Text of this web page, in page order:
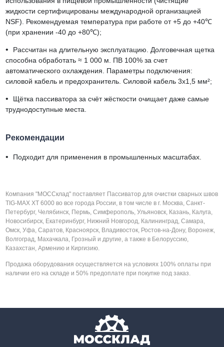
жидкости сертифицированы международной организацией
NSF). Рекомендуемая температура при работе от +5 до +40℃
(при хранении -40 до +80℃);
•
Рассчитан на длительную эксплуатацию. Долговечная щетка
способна обработать ≈ 1 000 м. ПВ 100% за счет
автоматического охлаждения. Параметры подключения:
силовой кабель и предохранитель. Силовой кабель 3х1,5 мм²;
•
Щётка пассиватора за счёт жёсткости очищает даже самые
труднодоступные места.
Рекомендации
• Подходит для применения в промышленных масштабах.
Компания "МОССклад" поставляет Пассиватор для очистки сварных швов
TIG-MAX XT 6000 во все города России, в том числе в г. Москва, Санкт-
Петербург, Челябинск, Пермь, Симферополь, Ульяновск, Казань, Калуга,
Новосибирск, Екатеринбург, Нижний Новгород, Калининград, Самара,
Омск, Уфа, Саратов, Красноярск, Владивосток, Ростов-на-Дону, Воронеж,
Волгоград, Махачкала, Грозный и другие, а также в Белоруссию,
Казахстан, Армению и Киргизию.
Продажа оборудования осуществляется на условиях 100% оплаты при
наличии его на складе и 50% предоплате при покупке под заказ.